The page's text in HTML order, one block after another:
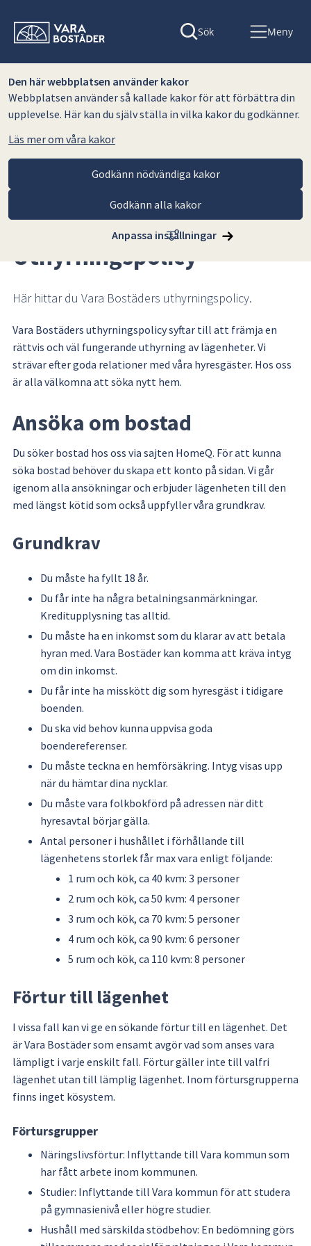
Den här webbplatsen använder kakor
Webbplatsen använder så kallade kakor för att förbättra din
upplevelse. Här kan du själv ställa in vilka kakor du godkänner.
Läs mer om våra kakor
Godkänn nödvändiga kakor
Godkänn alla kakor
Anpassa inställningar
Sök Meny
Vara Bostäder AB Lediga lägenheter Uthyrningspolicy
Uthyrningspolicy
Här hittar du Vara Bostäders uthyrningspolicy.
Vara Bostäders uthyrningspolicy syftar till att främja en
rättvis och väl fungerande uthyrning av lägenheter. Vi
strävar efter goda relationer med våra hyresgäster. Hos oss
är alla välkomna att söka nytt hem.
Ansöka om bostad
Du söker bostad hos oss via sajten HomeQ. För att kunna
söka bostad behöver du skapa ett konto på sidan. Vi går
igenom alla ansökningar och erbjuder lägenheten till den
med längst kötid som också uppfyller våra grundkrav.
Grundkrav
Du måste ha fyllt 18 år.
Du får inte ha några betalningsanmärkningar.
Kreditupplysning tas alltid.
Du måste ha en inkomst som du klarar av att betala
hyran med. Vara Bostäder kan komma att kräva intyg
om din inkomst.
Du får inte ha misskött dig som hyresgäst i tidigare
boenden.
Du ska vid behov kunna uppvisa goda
boendereferenser.
Du måste teckna en hemförsäkring. Intyg visas upp
när du hämtar dina nycklar.
Du måste vara folkbokförd på adressen när ditt
hyresavtal börjar gälla.
Antal personer i hushållet i förhållande till
lägenhetens storlek får max vara enligt följande:
1 rum och kök, ca 40 kvm: 3 personer
2 rum och kök, ca 50 kvm: 4 personer
3 rum och kök, ca 70 kvm: 5 personer
4 rum och kök, ca 90 kvm: 6 personer
5 rum och kök, ca 110 kvm: 8 personer
Förtur till lägenhet
I vissa fall kan vi ge en sökande förtur till en lägenhet. Det
är Vara Bostäder som ensamt avgör vad som anses vara
lämpligt i varje enskilt fall. Förtur gäller inte till valfri
lägenhet utan till lämplig lägenhet. Inom förtursgrupperna
finns inget kösystem.
Förtursgrupper
Näringslivsförtur: Inflyttande till Vara kommun som
har fått arbete inom kommunen.
Studier: Inflyttande till Vara kommun för att studera
på gymnasienivå eller högre studier.
Hushåll med särskilda stödbehov: En bedömning görs